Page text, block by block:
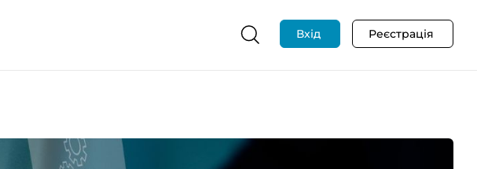
Вхід Реєстрація